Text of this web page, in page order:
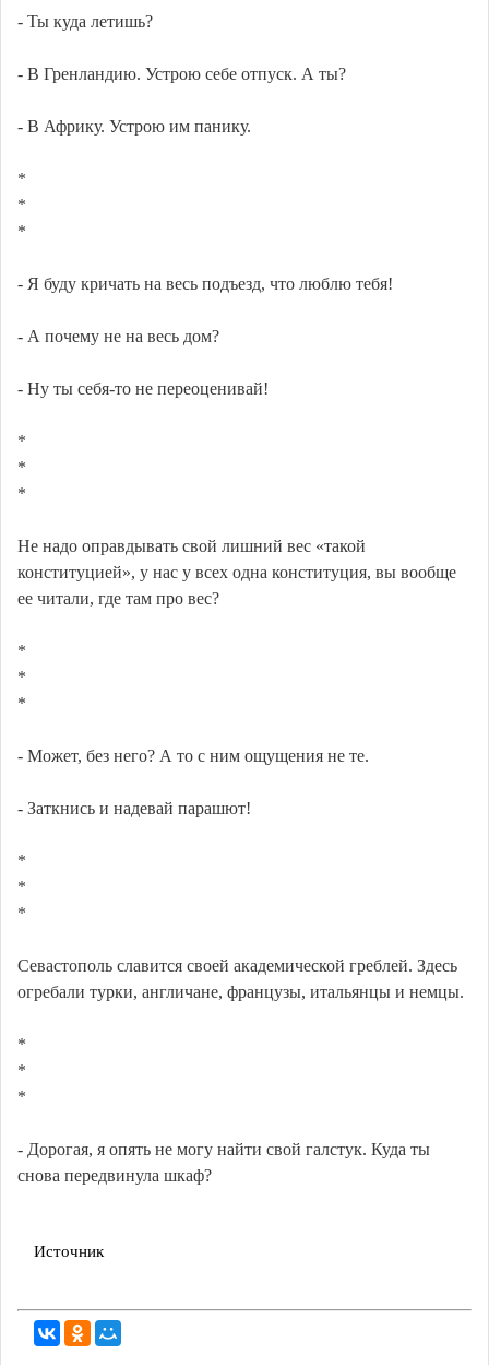
- Ты куда летишь?
- В Гренландию. Устрою себе отпуск. А ты?
- В Африку. Устрою им панику.
*
*
*
- Я буду кричать на весь подъезд, что люблю тебя!
- А почему не на весь дом?
- Ну ты себя-то не переоценивай!
*
*
*
Не надо оправдывать свой лишний вес «такой
конституцией», у нас у всех одна конституция, вы вообще
ее читали, где там про вес?
*
*
*
- Может, без него? А то с ним ощущения не те.
- Заткнись и надевай парашют!
*
*
*
Севастополь славится своей академической греблей. Здесь
огребали турки, англичане, французы, итальянцы и немцы.
*
*
*
- Дорогая, я опять не могу найти свой галстук. Куда ты
снова передвинула шкаф?
Источник